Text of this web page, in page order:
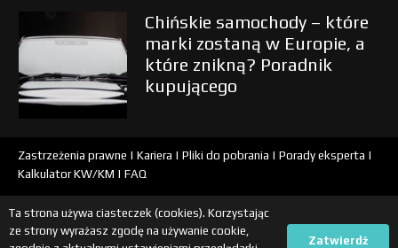
Chińskie samochody – które
marki zostaną w Europie, a
które znikną? Poradnik
kupującego
Zastrzeżenia prawne | Kariera | Pliki do pobrania | Porady eksperta |
Kalkulator KW/KM | FAQ
2026 © CopyrightEkspertcar.pl – sprawdzenie auta przed kupnem
Ta strona używa ciasteczek (cookies). Korzystając
ze strony wyrażasz zgodę na używanie cookie,
Zatwierdź